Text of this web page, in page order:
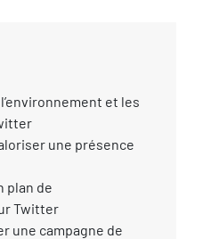
et les
une présence
plan de
Twitter
une campagne de